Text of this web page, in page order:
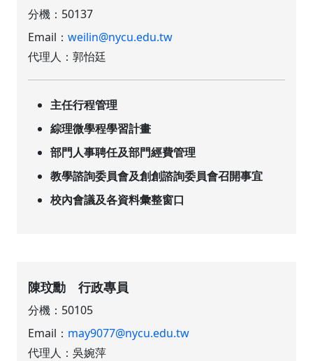
分機：50137
Email：weilin@nycu.edu.tw
代理人：郭怡廷
主任行程管理
綜理微學程學習計畫
部門人事聘任及部門經費管理
教學諮詢委員會及創創諮詢委員會召開事宜
校內會議及各資料彙整窗口
陳玟勳 行政專員
分機：50105
Email： may9077@nycu.edu.tw
代理人：吳婉萍